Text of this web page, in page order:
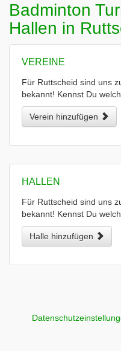
Badminton
Hallen in
VEREINE
Für Ruttscheid sind uns
bekannt! Kennst Du
Verein hinzufügen
HALLEN
Für Ruttscheid sind uns
bekannt! Kennst Du
Halle hinzufügen